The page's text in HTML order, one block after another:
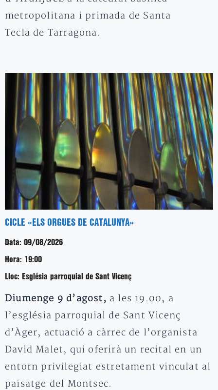
metropolitana i primada de Santa
Tecla de Tarragona.
CICLE «ELS ORGUES DE CATALUNYA»
Data: 09/08/2026
Hora: 19:00
Lloc: Església parroquial de Sant Vicenç
Diumenge 9 d’agost, a les 19.00, a
l’església parroquial de Sant Vicenç
d’Àger, actuació a càrrec de l’organista
David Malet, qui oferirà un recital en un
entorn privilegiat estretament vinculat al
paisatge del Montsec.